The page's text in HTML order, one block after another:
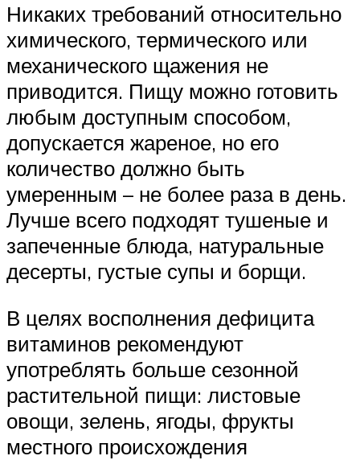
Никаких требований относительно
химического, термического или
механического щажения не
приводится. Пищу можно готовить
любым доступным способом,
допускается жареное, но его
количество должно быть
умеренным – не более раза в день.
Лучше всего подходят тушеные и
запеченные блюда, натуральные
десерты, густые супы и борщи.
В целях восполнения дефицита
витаминов рекомендуют
употреблять больше сезонной
растительной пищи: листовые
овощи, зелень, ягоды, фрукты
местного происхождения